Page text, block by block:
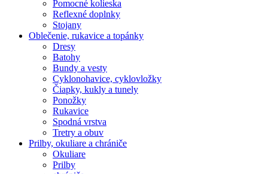
Pomocné kolieska
Reflexné doplnky
Stojany
Oblečenie, rukavice a topánky
Dresy
Batohy
Bundy a vesty
Cyklonohavice, cyklovložky
Čiapky, kukly a tunely
Ponožky
Rukavice
Spodná vrstva
Tretry a obuv
Prilby, okuliare a chrániče
Okuliare
Prilby